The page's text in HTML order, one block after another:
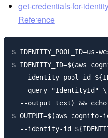
get-credentials-for-
Reference
$
$ IDENTITY_ID=$(aws
--identity-pool-id
  --query "IdentityId" \
--output text) &&
$ OUTPUT=$(aws